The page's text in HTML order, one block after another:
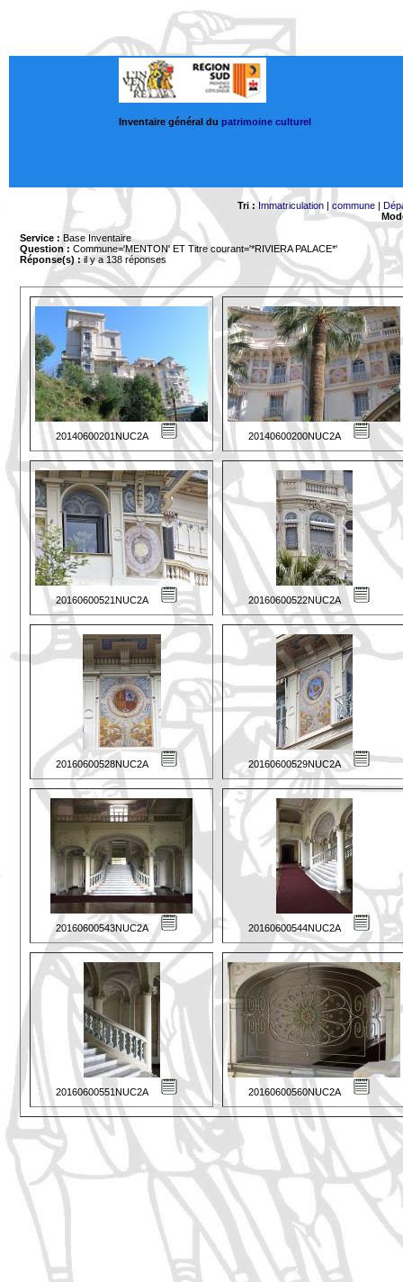
Inventaire général du patrimoine culturel
Tri : Immatriculation |commune |
Service : Base Inventaire
Question : Commune='MENTON' ET Titre courant='*RIVIERA PALACE*'
Réponse(s) :il y a 138 réponses
20140600201NUC2A 20140600200NUC2A
20160600521NUC2A 20160600522NUC2A
20160600528NUC2A 20160600529NUC2A
20160600543NUC2A 20160600544NUC2A
20160600551NUC2A 20160600560NUC2A